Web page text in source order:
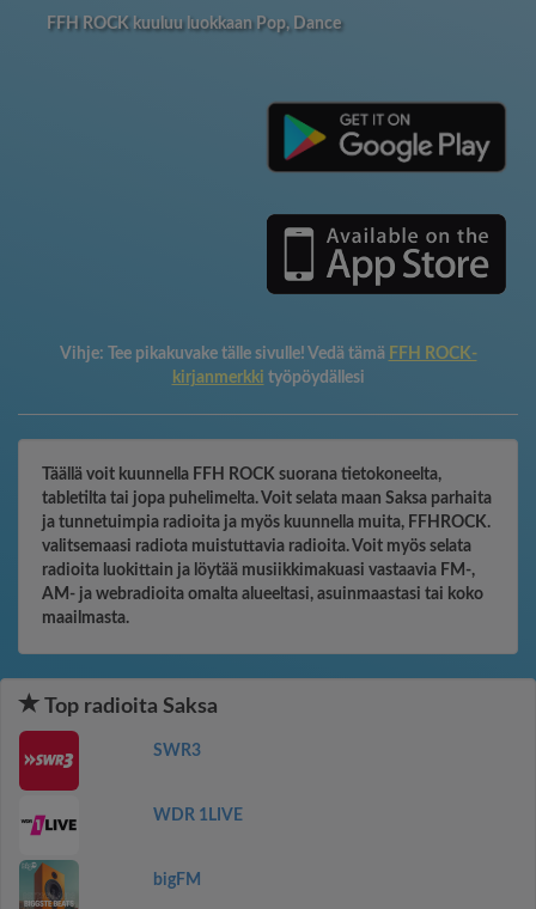
FFH ROCK kuuluu luokkaan Pop, Dance
Vihje: Tee pikakuvake tälle sivulle! Vedä tämä FFH ROCK-
kirjanmerkki työpöydällesi
Täällä voit kuunnella FFH ROCK suorana tietokoneelta,
tabletilta tai jopa puhelimelta. Voit selata maan Saksa parhaita
ja tunnetuimpia radioita ja myös kuunnella muita, FFHROCK.
valitsemaasi radiota muistuttavia radioita. Voit myös selata
radioita luokittain ja löytää musiikkimakuasi vastaavia FM-,
AM- ja webradioita omalta alueeltasi, asuinmaastasi tai koko
maailmasta.
Top radioita Saksa
SWR3
WDR 1LIVE
bigFM